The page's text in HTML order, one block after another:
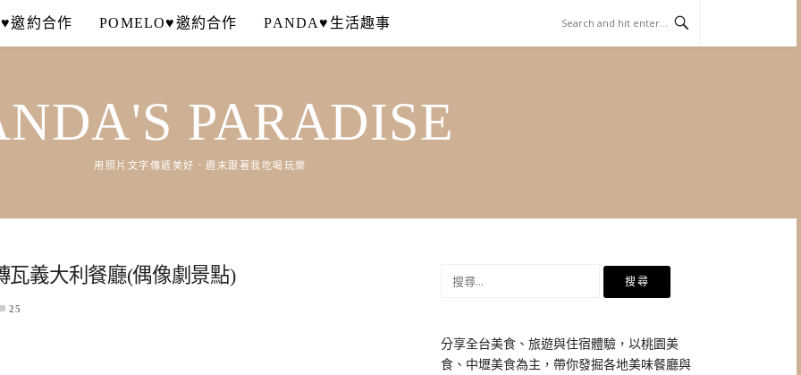
邀約合作 POMELO♥邀約合作 PANDA♥生活趣事
PARADISE
用照片文字傳遞美好．週末跟著我吃喝玩樂
瓦義大利餐廳(偶像劇景點)
25
鍵
字:
分享全台美食、旅遊與住宿體驗，以桃園美
食、中壢美食為主，帶你發掘各地美味餐廳與